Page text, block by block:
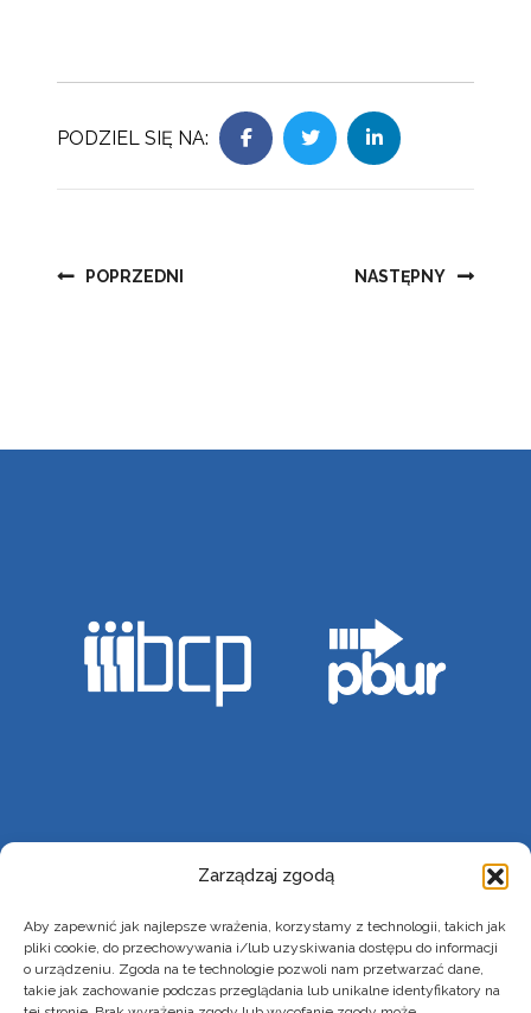
Zarządzaj zgodą
Aby zapewnić jak najlepsze wrażenia, korzystamy z technologii, takich jak
pliki cookie, do przechowywania i/lub uzyskiwania dostępu do informacji
o urządzeniu. Zgoda na te technologie pozwoli nam przetwarzać dane,
takie jak zachowanie podczas przeglądania lub unikalne identyfikatory na
PODZIEL SIĘ NA:
Nawigacja
POPRZEDNI NASTĘPNY
BIELSKIE CENTRUM PRZEDSIĘBIORCZOŚCI
BIURO PROJEKTU
43-300 Bielsko-Biała ul. Zacisze 5